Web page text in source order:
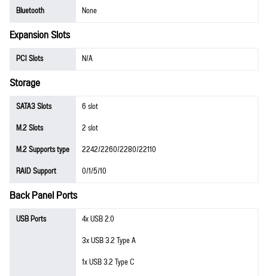
Bluetooth
None
Expansion Slots
PCI Slots N/A
Storage
SATA3 Slots
6 slot
M.2 Slots
2 slot
M.2 Supports type
2242/2260/2280/22110
RAID Support
0/1/5/10
Back Panel Ports
USB Ports
4x USB 2.0
3x USB 3.2 Type A
1x USB 3.2 Type C